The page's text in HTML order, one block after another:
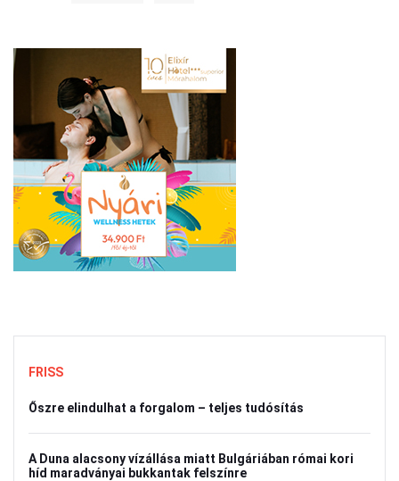
FRISS
Őszre elindulhat a forgalom – teljes tudósítás
A Duna alacsony vízállása miatt Bulgáriában római kori
híd maradványai bukkantak felszínre